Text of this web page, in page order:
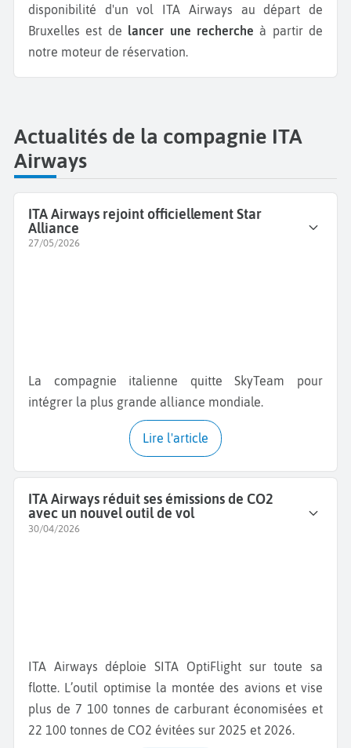
disponibilité d'un vol ITA Airways au départ de
Bruxelles est de lancer une recherche à partir de
notre moteur de réservation.
Actualités de la compagnie ITA
Airways
ITA Airways rejoint officiellement Star
Alliance
27/05/2026
La compagnie italienne quitte SkyTeam pour
intégrer la plus grande alliance mondiale.
Lire l'article
ITA Airways réduit ses émissions de CO2
avec un nouvel outil de vol
30/04/2026
ITA Airways déploie SITA OptiFlight sur toute sa
flotte. L’outil optimise la montée des avions et vise
plus de 7 100 tonnes de carburant économisées et
22 100 tonnes de CO2 évitées sur 2025 et 2026.